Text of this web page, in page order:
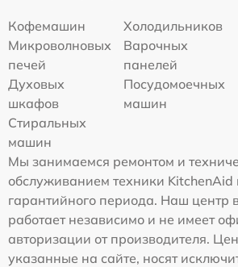
Кофемашин
Холодильников
Микроволновых
печей
Варочных
панелей
Духовых
шкафов
Посудомоечных
машин
Стиральных
машин
Мы занимаемся ремонтом и
обслуживанием техники KitchenAid
гарантийного периода. Наш центр
работает независимо и не имеет
авторизации от производителя.
указанные на сайте, носят